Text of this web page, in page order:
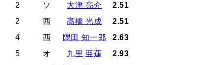
2
ソ 大津 亮介
2.51
2
西 髙橋 光成
2.51
4
西 隅田 知一郎
2.63
5
オ 九里 亜蓮
2.93